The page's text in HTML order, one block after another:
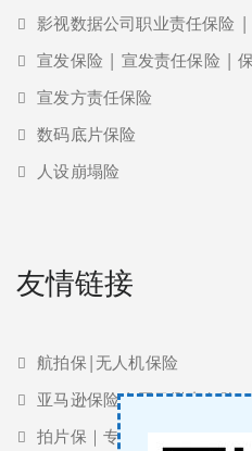
影视数据公司职业责任保险
宣发保险 | 宣发责任保险 |
宣发方责任保险
数码底片保险
人设崩塌险
友情链接
航拍保|无人机保险
亚马逊保险 | 亚马逊责任险
拍片保｜专业影视保险服务商